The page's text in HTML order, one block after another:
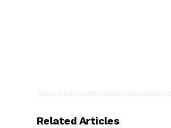
Related Articles